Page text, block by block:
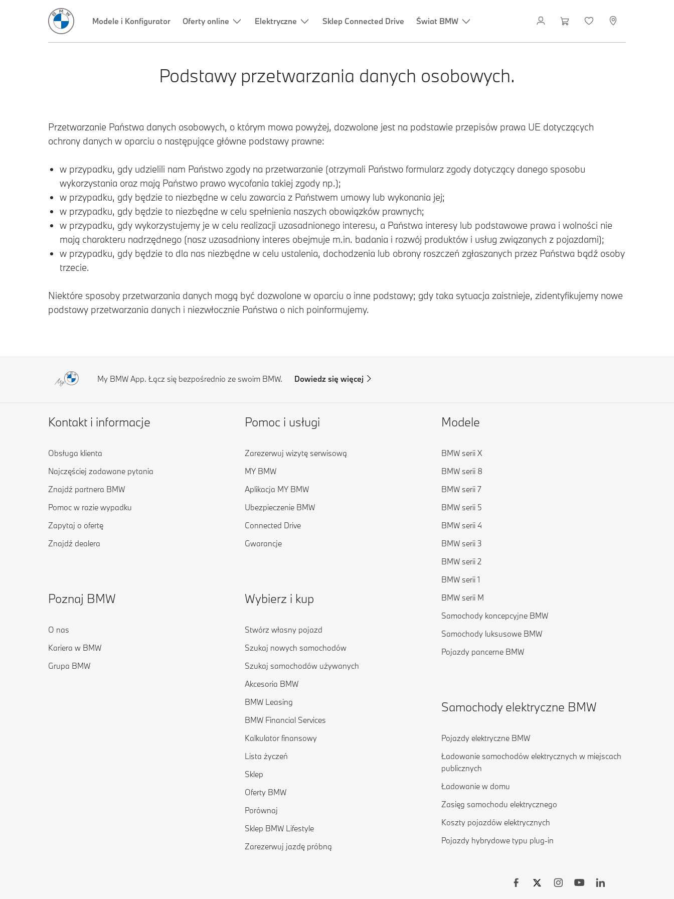
Modele i Konfigurator Oferty online Elektryczne Sklep Connected Drive Świat BMW
Podstawy przetwarzania danych osobowych.
Przetwarzanie Państwa danych osobowych, o którym mowa powyżej, dozwolone jest na podstawie przepisów prawa UE dotyczących
ochrony danych w oparciu o następujące główne podstawy prawne:
w przypadku, gdy udzielili nam Państwo zgody na przetwarzanie (otrzymali Państwo formularz zgody dotyczący danego sposobu
wykorzystania oraz mają Państwo prawo wycofania takiej zgody np.);
w przypadku, gdy będzie to niezbędne w celu zawarcia z Państwem umowy lub wykonania jej;
w przypadku, gdy będzie to niezbędne w celu spełnienia naszych obowiązków prawnych;
w przypadku, gdy wykorzystujemy je w celu realizacji uzasadnionego interesu, a Państwa interesy lub podstawowe prawa i wolności nie
mają charakteru nadrzędnego (nasz uzasadniony interes obejmuje m.in. badania i rozwój produktów i usług związanych z pojazdami);
w przypadku, gdy będzie to dla nas niezbędne w celu ustalenia, dochodzenia lub obrony roszczeń zgłaszanych przez Państwa bądź osoby
trzecie.
Niektóre sposoby przetwarzania danych mogą być dozwolone w oparciu o inne podstawy; gdy taka sytuacja zaistnieje, zidentyfikujemy nowe
podstawy przetwarzania danych i niezwłocznie Państwa o nich poinformujemy.
My BMW App. Łącz się bezpośrednio ze swoim BMW. Dowiedz się więcej
Kontakt i informacje
Obsługa klienta
Najczęściej zadawane pytania
Znajdź partnera BMW
Pomoc w razie wypadku
Zapytaj o ofertę
Znajdź dealera
Poznaj BMW
O nas
Kariera w BMW
Grupa BMW
Pomoc i usługi
Zarezerwuj wizytę serwisową
MY BMW
Aplikacja MY BMW
Ubezpieczenie BMW
Connected Drive
Gwarancje
Wybierz i kup
Stwórz własny pojazd
Szukaj nowych samochodów
Szukaj samochodów używanych
Akcesoria BMW
BMW Leasing
BMW Financial Services
Kalkulator finansowy
Lista życzeń
Sklep
Oferty BMW
Porównaj
Sklep BMW Lifestyle
Zarezerwuj jazdę próbną
Modele
BMW serii X
BMW serii 8
BMW serii 7
BMW serii 5
BMW serii 4
BMW serii 3
BMW serii 2
BMW serii 1
BMW serii M
Samochody koncepcyjne BMW
Samochody luksusowe BMW
Pojazdy pancerne BMW
Samochody elektryczne BMW
Pojazdy elektryczne BMW
Ładowanie samochodów elektrycznych w miejscach
publicznych
Ładowanie w domu
Zasięg samochodu elektrycznego
Koszty pojazdów elektrycznych
Pojazdy hybrydowe typu plug-in